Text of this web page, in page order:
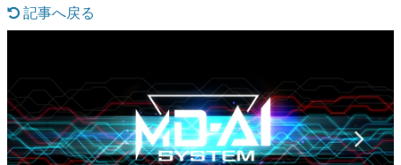
なんでゲームは面白い？
ゲームが変えた日本語
「経験値」「裏技」「ラスボス」… ゲームにまつわる言葉
の起源や用法の変遷を、コンピューター文化史研究家・タ
イニーP氏が徹底調査。
記事へ戻る